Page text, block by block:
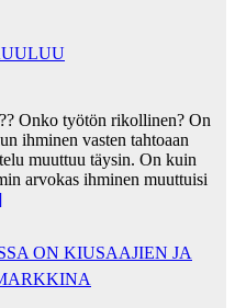
Onko työtön rikollinen? On
ihminen vasten tahtoaan
muuttuu täysin. On kuin
arvokas ihminen muuttuisi
ON KIUSAAJIEN JA